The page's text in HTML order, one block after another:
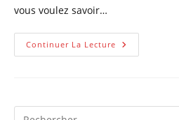
vous voulez savoir…
Continuer La Lecture Comment
Vaincre
Son